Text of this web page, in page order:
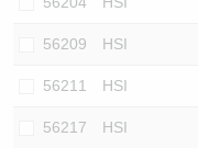
56209 HSI
56211 HSI
56217 HSI